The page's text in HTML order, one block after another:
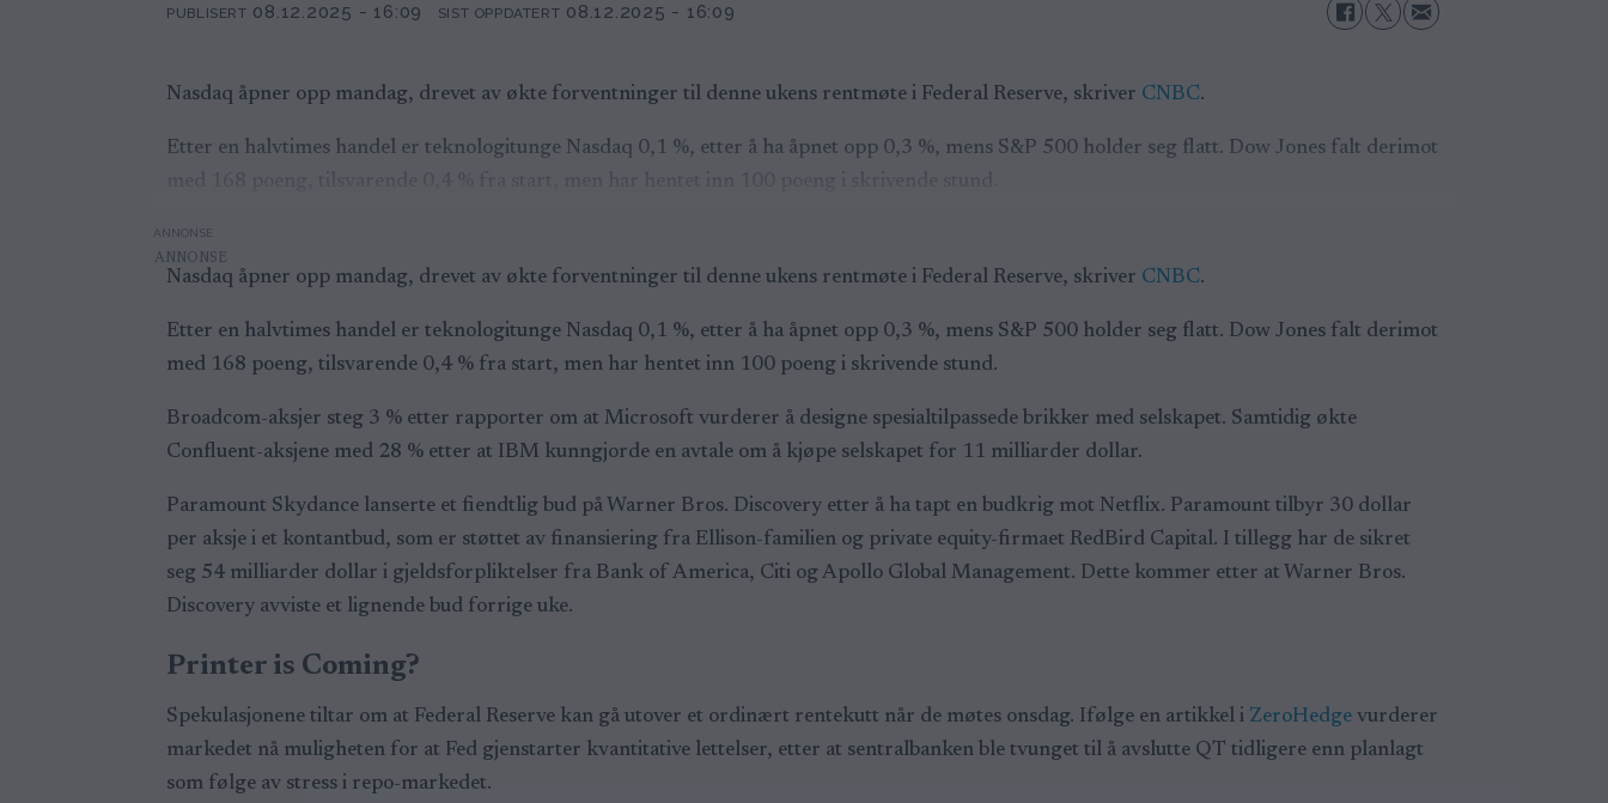
PUBLISERT 08.12.2025 - 16:09 SIST OPPDATERT 08.12.2025 - 16:09
Nasdaq åpner opp mandag, drevet av økte forventninger til denne ukens rentmøte i Federal Reserve, skriver CNBC.
Etter en halvtimes handel er teknologitunge Nasdaq 0,1 %, etter å ha åpnet opp 0,3 %, mens S&P 500 holder seg flatt. Dow Jones falt derimot
ANNONSE
Nasdaq åpner opp mandag, drevet av økte forventninger til denne ukens rentmøte i Federal Reserve, skriver CNBC.
Etter en halvtimes handel er teknologitunge Nasdaq 0,1 %, etter å ha åpnet opp 0,3 %, mens S&P 500 holder seg flatt. Dow Jones falt derimot
med 168 poeng, tilsvarende 0,4 % fra start, men har hentet inn 100 poeng i skrivende stund.
Broadcom-aksjer steg 3 % etter rapporter om at Microsoft vurderer å designe spesialtilpassede brikker med selskapet. Samtidig økte
Confluent-aksjene med 28 % etter at IBM kunngjorde en avtale om å kjøpe selskapet for 11 milliarder dollar.
Paramount Skydance lanserte et fiendtlig bud på Warner Bros. Discovery etter å ha tapt en budkrig mot Netflix. Paramount tilbyr 30 dollar
per aksje i et kontantbud, som er støttet av finansiering fra Ellison-familien og private equity-firmaet RedBird Capital. I tillegg har de sikret
seg 54 milliarder dollar i gjeldsforpliktelser fra Bank of America, Citi og Apollo Global Management. Dette kommer etter at Warner Bros.
Discovery avviste et lignende bud forrige uke.
Printer is Coming?
Spekulasjonene tiltar om at Federal Reserve kan gå utover et ordinært rentekutt når de møtes onsdag. Ifølge en artikkel i ZeroHedge vurderer
markedet nå muligheten for at Fed gjenstarter kvantitative lettelser, etter at sentralbanken ble tvunget til å avslutte QT tidligere enn planlagt
som følge av stress i repo-markedet.